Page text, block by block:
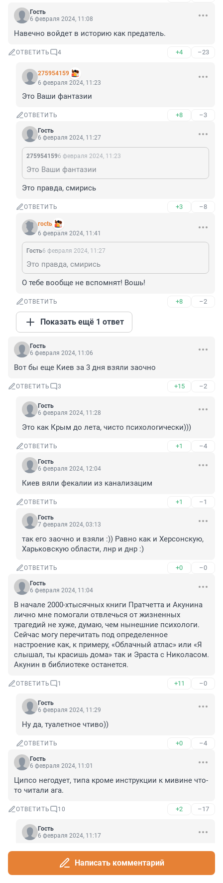
Гость
6 февраля 2024, 11:08
Навечно войдет в историю как предатель.
ОТВЕТИТЬ 4 +4 –23
275954159
6 февраля 2024, 11:23
Это Ваши фантазии
ОТВЕТИТЬ +8 –3
Гость
6 февраля 2024, 11:27
2759541596 февраля 2024, 11:23
Это Ваши фантазии
Это правда, смирись
ОТВЕТИТЬ +3 –8
гoсtь
6 февраля 2024, 11:41
Гость6 февраля 2024, 11:27
Это правда, смирись
О тебе вообще не вспомнят! Вошь!
ОТВЕТИТЬ +8 –2
Показать ещё 1 ответ
Гость
6 февраля 2024, 11:06
Вот бы еще Киев за 3 дня взяли заочно
ОТВЕТИТЬ 3 +15 –2
Гость
6 февраля 2024, 11:28
Это как Крым до лета, чисто психологически)))
ОТВЕТИТЬ +1 –4
Гость
6 февраля 2024, 12:04
Киев вяли фекалии из канализацим
ОТВЕТИТЬ +1 –1
Гость
7 февраля 2024, 03:13
так его заочно и взяли :)) Равно как и Херсонскую,
Харьковскую области, лнр и днр :)
ОТВЕТИТЬ +0 –0
Гость
6 февраля 2024, 11:04
В начале 2000-хтысячных книги Пратчетта и Акунина
лично мне помогали отвлечься от жизненных
трагедий не хуже, думаю, чем нынешние психологи.
Сейчас могу перечитать под определенное
настроение как, к примеру, «Облачный атлас» или «Я
слышал, ты красишь дома» так и Эраста с Николасом.
Акунин в библиотеке останется.
ОТВЕТИТЬ 1 +11 –0
Гость
6 февраля 2024, 11:29
Ну да, туалетное чтиво))
ОТВЕТИТЬ +0 –4
Гость
6 февраля 2024, 11:01
Ципсо негодует, типа кроме инструкции к мивине что-
то читали ага.
ОТВЕТИТЬ 10 +2 –17
Гость
6 февраля 2024, 11:17
Из всего написаного знакомое только "ага"! Это
что-то таджикское или узбекское?
Написать комментарий